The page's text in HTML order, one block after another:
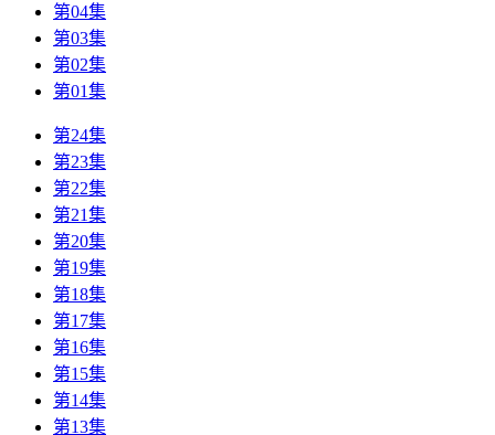
第04集
第03集
第02集
第01集
第24集
第23集
第22集
第21集
第20集
第19集
第18集
第17集
第16集
第15集
第14集
第13集